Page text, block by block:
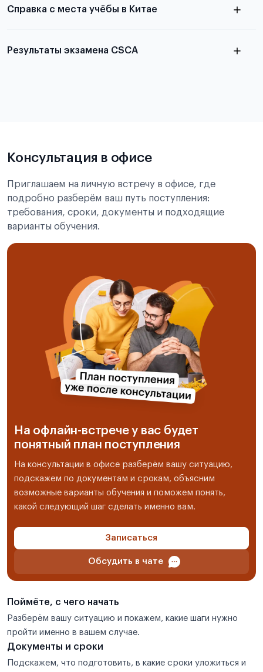
Справка с места учёбы в Китае
Результаты экзамена CSCA
Консультация в офисе
Приглашаем на личную встречу в офисе, где
подробно разберём ваш путь поступления:
требования, сроки, документы и подходящие
варианты обучения.
На офлайн-встрече у вас будет
понятный план поступления
На консультации в офисе разберём вашу ситуацию,
подскажем по документам и срокам, объясним
возможные варианты обучения и поможем понять,
какой следующий шаг сделать именно вам.
Записаться
Обсудить в чате
Поймёте, с чего начать
Разберём вашу ситуацию и покажем, какие шаги нужно
пройти именно в вашем случае.
Документы и сроки
Подскажем, что подготовить, в какие сроки уложиться и